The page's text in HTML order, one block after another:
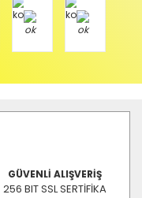
GÜVENLİ ALIŞVERİŞ
256 BIT SSL SERTİFİKA